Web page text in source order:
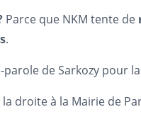
Parce que NKM tente de
.
de Sarkozy pour
droite à la Mairie de